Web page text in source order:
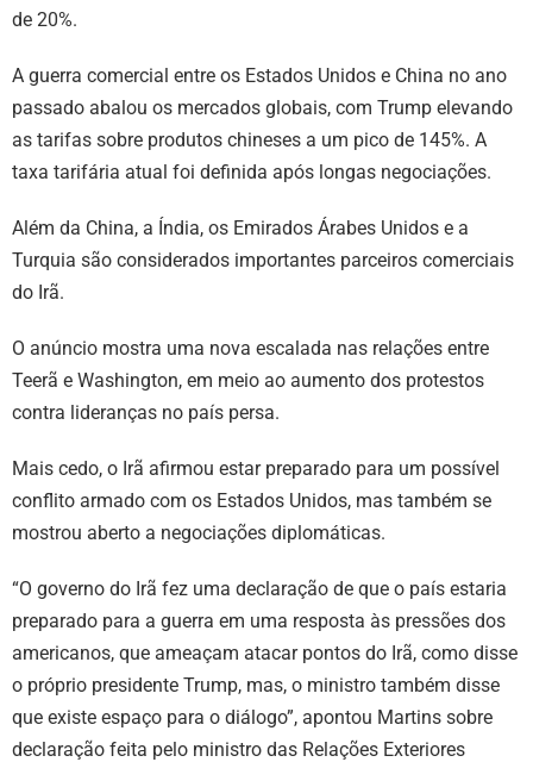
de 20%.
A guerra comercial entre os Estados Unidos e China no ano
passado abalou os mercados globais, com Trump elevando
as tarifas sobre produtos chineses a um pico de 145%. A
taxa tarifária atual foi definida após longas negociações.
Além da China, a Índia, os Emirados Árabes Unidos e a
Turquia são considerados importantes parceiros comerciais
do Irã.
O anúncio mostra uma nova escalada nas relações entre
Teerã e Washington, em meio ao aumento dos protestos
contra lideranças no país persa.
Mais cedo, o Irã afirmou estar preparado para um possível
conflito armado com os Estados Unidos, mas também se
mostrou aberto a negociações diplomáticas.
“O governo do Irã fez uma declaração de que o país estaria
preparado para a guerra em uma resposta às pressões dos
americanos, que ameaçam atacar pontos do Irã, como disse
o próprio presidente Trump, mas, o ministro também disse
que existe espaço para o diálogo”, apontou Martins sobre
declaração feita pelo ministro das Relações Exteriores